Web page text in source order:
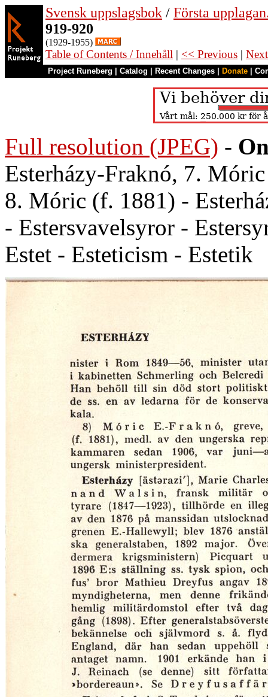
Svensk uppslagsbok / Första
919-920
(1929-1955)
Table of Contents / Innehåll | << Previous |
Project Runeberg Catalog Recent Changes Donate
Full resolution (JPEG) -
Esterházy-Fraknó, 7.
8. Móric (f. 1881) -
- Estersvavelsyror -
Estet - Esteticism - Estetik